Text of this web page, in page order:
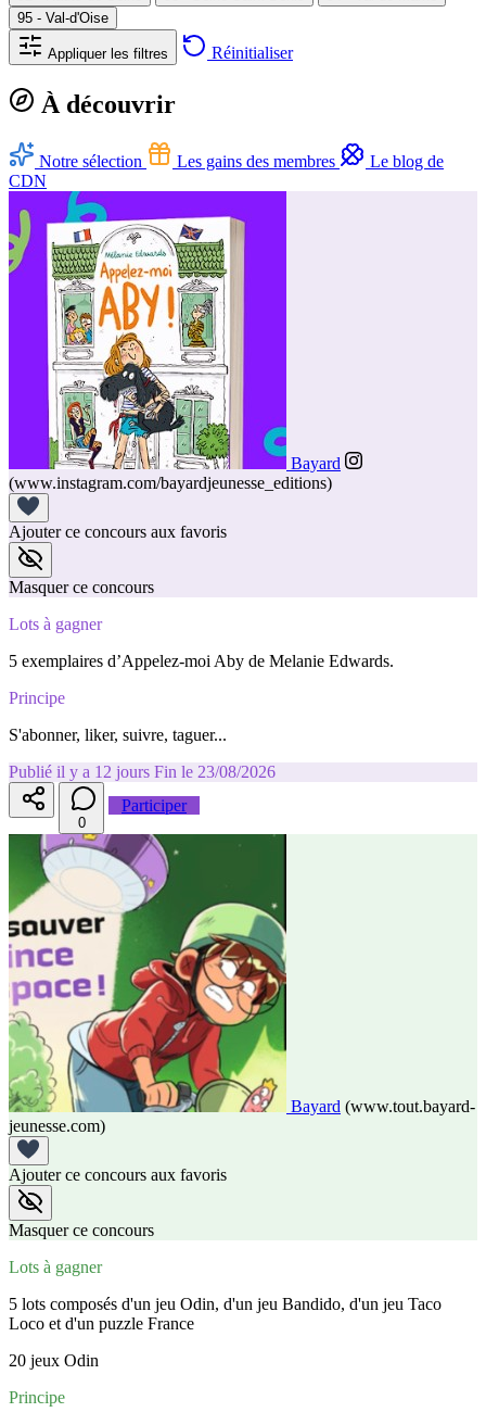
95 - Val-d'Oise
Appliquer les filtres Réinitialiser
À découvrir
Notre sélection Les gains des membres
Le blog de
CDN
Bayard
(www.instagram.com/bayardjeunesse_editions)
Ajouter ce concours aux favoris
Masquer ce concours
Lots à gagner
5 exemplaires d’Appelez-moi Aby de Melanie Edwards.
Principe
S'abonner, liker, suivre, taguer...
Publié il y a 12 jours Fin le 23/08/2026
0
Participer
Bayard (www.tout.bayard-
jeunesse.com)
Ajouter ce concours aux favoris
Masquer ce concours
Lots à gagner
5 lots composés d'un jeu Odin, d'un jeu Bandido, d'un jeu Taco
Loco et d'un puzzle France
20 jeux Odin
Principe